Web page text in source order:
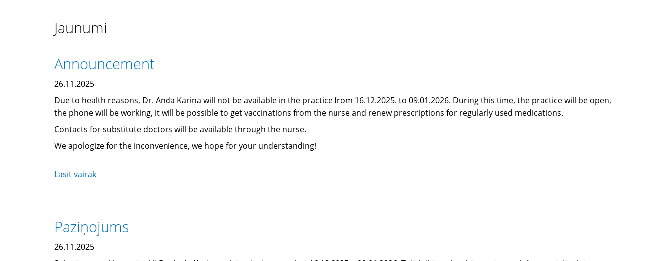
Jaunumi
Announcement
26.11.2025
Due to health reasons, Dr. Anda Kariņa will not be available in the practice from 16.12.2025. to 09.01.2026. During this time, the practice will be open,
the phone will be working, it will be possible to get vaccinations from the nurse and renew prescriptions for regularly used medications.
Contacts for substitute doctors will be available through the nurse.
We apologize for the inconvenience, we hope for your understanding!
Lasīt vairāk
Paziņojums
26.11.2025